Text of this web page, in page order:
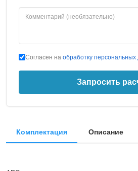
Согласен на обработку
Запросить
Комплектация Описание